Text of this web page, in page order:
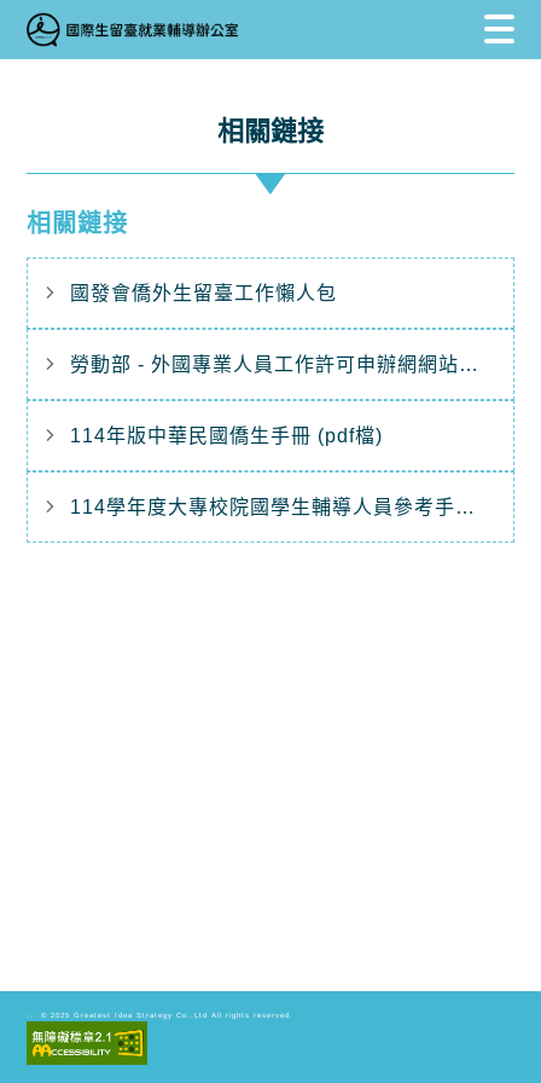
相關鏈接
相關鏈接
國發會僑外生留臺工作懶人包
勞動部 - 外國專業人員工作許可申辦網網站操作手
114年版中華民國僑生手冊 (pdf檔)
114學年度大專校院國學生輔導人員參考手冊 (pdf
:::© 2025Greatest Idea Strategy Co.,Ltd All rights reserved.